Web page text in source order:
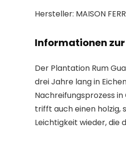
Hersteller: MAISON
Informationen
Der Plantation Rum
drei Jahre lang in
Nachreifungsprozess
trifft auch einen holzig,
Leichtigkeit wieder, die